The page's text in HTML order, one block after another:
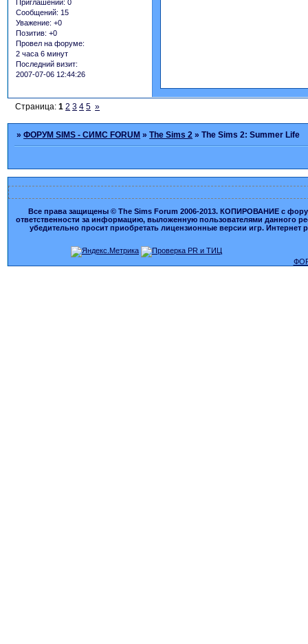
Приглашений: 0
Сообщений: 15
Уважение: +0
Позитив: +0
Провел на форуме:
2 часа 6 минут
Последний визит:
2007-07-06 12:44:26
Страница:1 2 3 4 5 »
»ФОРУМ SIMS - СИМС FORUM »The Sims 2 »The Sims 2: Summer Life
Все права защищены © The Sims Forum 2006-2013. КОПИРОВАНИЕ с
ответственности за информацию, выложенную пользователями данного
убедительно просит приобретать лицензионные версии игр.